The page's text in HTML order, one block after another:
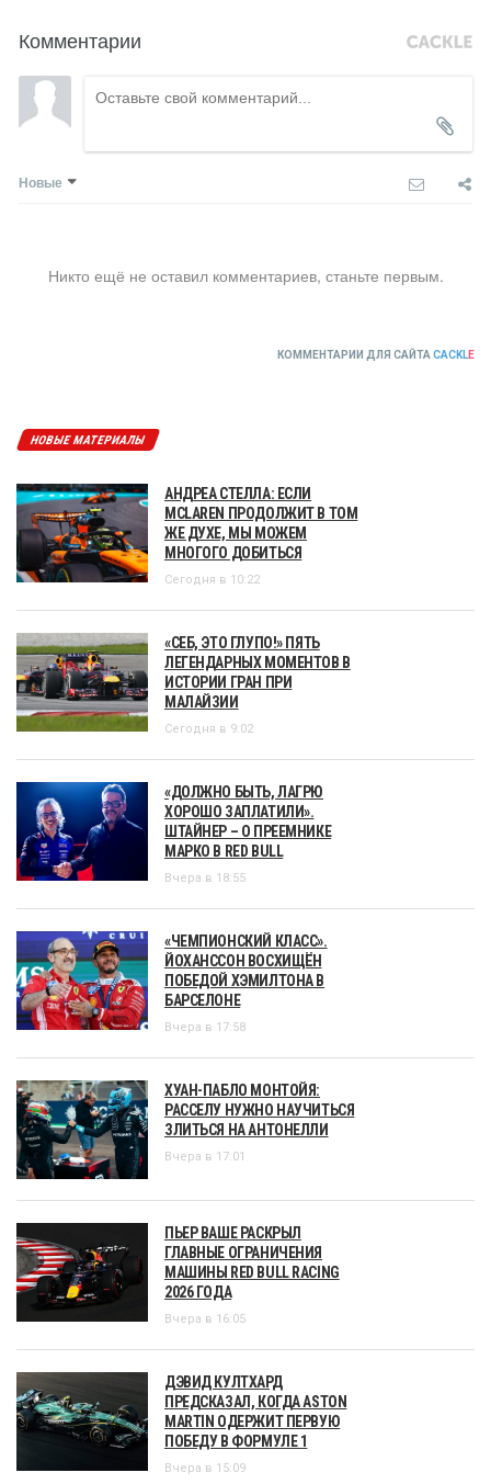
Комментарии
Новые
Никто ещё не оставил комментариев, станьте первым.
КОММЕНТАРИИ ДЛЯ САЙТА CACKLE
НОВЫЕ МАТЕРИАЛЫ
АНДРЕА СТЕЛЛА: ЕСЛИ
MCLAREN ПРОДОЛЖИТ В ТОМ
ЖЕ ДУХЕ, МЫ МОЖЕМ
МНОГОГО ДОБИТЬСЯ
Сегодня в 10:22
«СЕБ, ЭТО ГЛУПО!» ПЯТЬ
ЛЕГЕНДАРНЫХ МОМЕНТОВ В
ИСТОРИИ ГРАН ПРИ
МАЛАЙЗИИ
Сегодня в 9:02
«ДОЛЖНО БЫТЬ, ЛАГРЮ
ХОРОШО ЗАПЛАТИЛИ».
ШТАЙНЕР – О ПРЕЕМНИКЕ
МАРКО В RED BULL
Вчера в 18:55
«ЧЕМПИОНСКИЙ КЛАСС».
ЙОХАНССОН ВОСХИЩЁН
ПОБЕДОЙ ХЭМИЛТОНА В
БАРСЕЛОНЕ
Вчера в 17:58
ХУАН-ПАБЛО МОНТОЙЯ:
РАССЕЛУ НУЖНО НАУЧИТЬСЯ
ЗЛИТЬСЯ НА АНТОНЕЛЛИ
Вчера в 17:01
ПЬЕР ВАШЕ РАСКРЫЛ
ГЛАВНЫЕ ОГРАНИЧЕНИЯ
МАШИНЫ RED BULL RACING
2026 ГОДА
Вчера в 16:05
ДЭВИД КУЛТХАРД
ПРЕДСКАЗАЛ, КОГДА ASTON
MARTIN ОДЕРЖИТ ПЕРВУЮ
ПОБЕДУ В ФОРМУЛЕ 1
Вчера в 15:09